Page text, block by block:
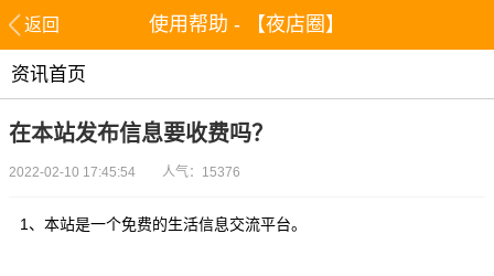
返回 使用帮助 - 【夜店圈】
资讯首页
在本站发布信息要收费吗？
2022-02-10 17:45:54 人气：15376
1、本站是一个免费的生活信息交流平台。